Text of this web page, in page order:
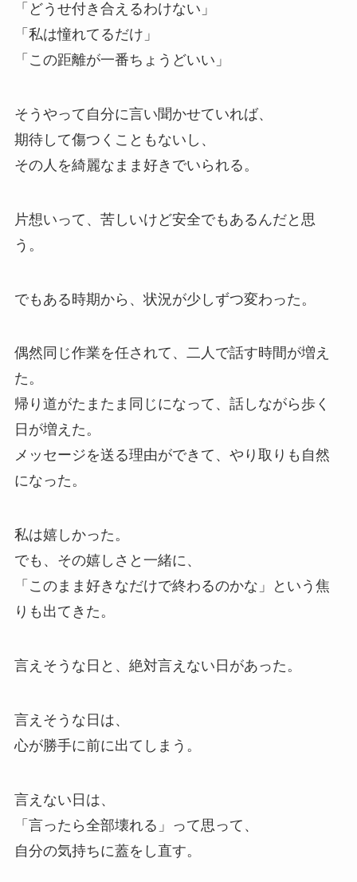
「どうせ付き合えるわけない」
「私は憧れてるだけ」
「この距離が一番ちょうどいい」
そうやって自分に言い聞かせていれば、
期待して傷つくこともないし、
その人を綺麗なまま好きでいられる。
片想いって、苦しいけど安全でもあるんだと思
う。
でもある時期から、状況が少しずつ変わった。
偶然同じ作業を任されて、二人で話す時間が増え
た。
帰り道がたまたま同じになって、話しながら歩く
日が増えた。
メッセージを送る理由ができて、やり取りも自然
になった。
私は嬉しかった。
でも、その嬉しさと一緒に、
「このまま好きなだけで終わるのかな」という焦
りも出てきた。
言えそうな日と、絶対言えない日があった。
言えそうな日は、
心が勝手に前に出てしまう。
言えない日は、
「言ったら全部壊れる」って思って、
自分の気持ちに蓋をし直す。